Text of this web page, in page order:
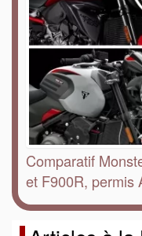
Comparatif
et F900R, permis